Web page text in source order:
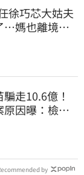
徐巧芯大姑夫
…媽也離境
走10.6億！
因曝：檢警
by